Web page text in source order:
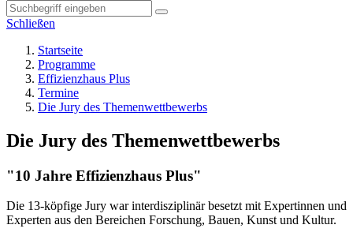
Schließen
Startseite
Programme
Effizienzhaus Plus
Termine
Die Jury des Themenwettbewerbs
Die Jury des Themenwettbewerbs
"10 Jahre Effizienzhaus Plus"
Die 13-köpfige Jury war interdisziplinär besetzt mit Expertinnen und
Experten aus den Bereichen Forschung, Bauen, Kunst und Kultur.